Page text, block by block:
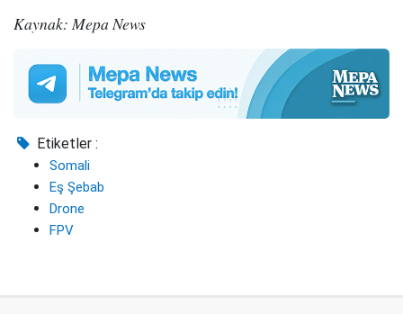
Kaynak: Mepa News
Etiketler :
Somali
Eş Şebab
Drone
FPV